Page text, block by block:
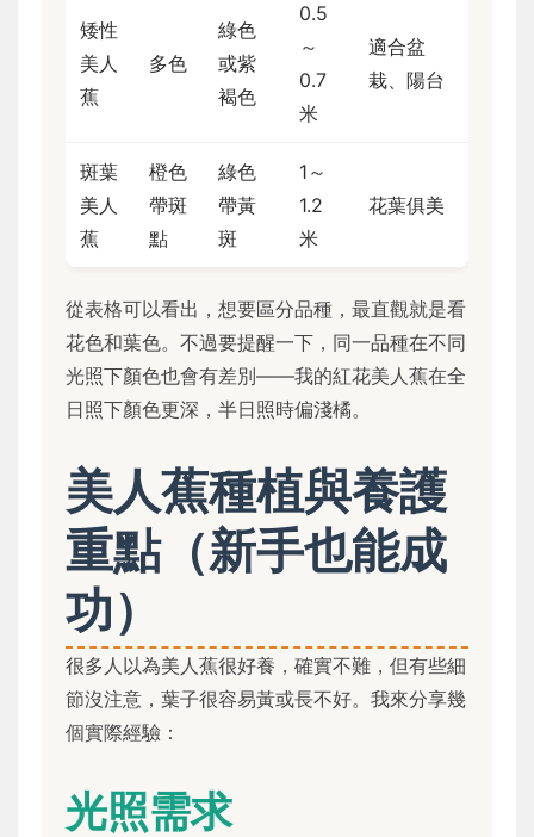
矮性
美人
蕉
多色
綠色
或紫
褐色
0.5
～
0.7
米
適合盆
栽、陽台
斑葉
美人
蕉
橙色
帶斑
點
綠色
帶黃
斑
1～
1.2
米
花葉俱美
從表格可以看出，想要區分品種，最直觀就是看
花色和葉色。不過要提醒一下，同一品種在不同
光照下顏色也會有差別——我的紅花美人蕉在全
日照下顏色更深，半日照時偏淺橘。
美人蕉種植與養護
重點（新手也能成
功）
很多人以為美人蕉很好養，確實不難，但有些細
節沒注意，葉子很容易黃或長不好。我來分享幾
個實際經驗：
光照需求